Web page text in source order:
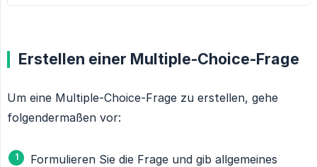
Erstellen einer Multiple-Choice-Frage
Um eine Multiple-Choice-Frage zu erstellen, gehe
folgendermaßen vor:
Formulieren Sie die Frage und gib allgemeines